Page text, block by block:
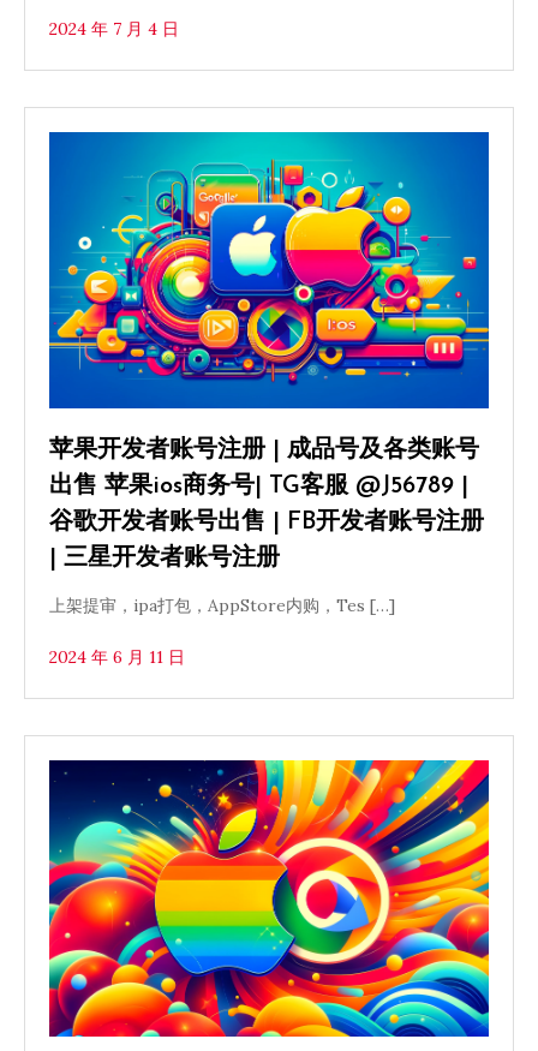
2024 年 7 月 4 日
苹果开发者账号注册 | 成品号及各类账号
出售 苹果ios商务号| TG客服 @J56789 |
谷歌开发者账号出售 | FB开发者账号注册
| 三星开发者账号注册
上架提审，ipa打包，AppStore内购，Tes […]
2024 年 6 月 11 日